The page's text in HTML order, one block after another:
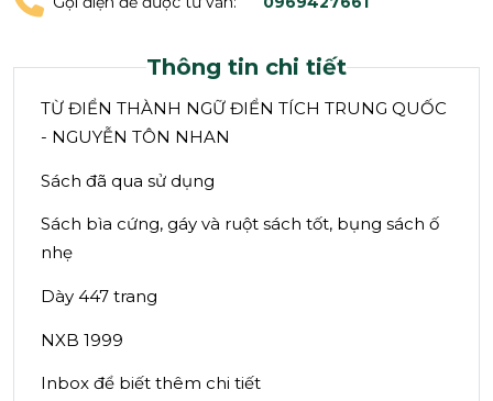
Thông tin chi tiết
TỪ ĐIỂN THÀNH NGỮ ĐIỂN TÍCH TRUNG QUỐC
- NGUYỄN TÔN NHAN
Sách đã qua sử dụng
Sách bìa cứng, gáy và ruột sách tốt, bụng sách ố
nhẹ
Dày 447 trang
NXB 1999
Inbox để biết thêm chi tiết